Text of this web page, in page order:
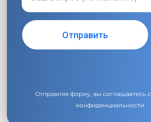
Отправляя форму, вы соглашаетесь с
конфиденциальности.